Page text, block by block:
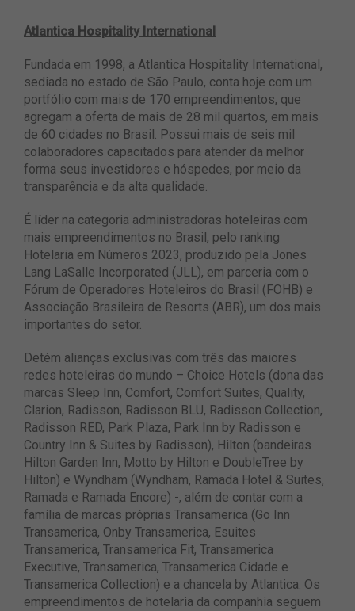
Atlantica Hospitality International
Fundada em 1998, a Atlantica Hospitality International,
sediada no estado de São Paulo, conta hoje com um
portfólio com mais de 170 empreendimentos, que
agregam a oferta de mais de 28 mil quartos, em mais
de 60 cidades no Brasil. Possui mais de seis mil
colaboradores capacitados para atender da melhor
forma seus investidores e hóspedes, por meio da
transparência e da alta qualidade.
É líder na categoria administradoras hoteleiras com
mais empreendimentos no Brasil, pelo ranking
Hotelaria em Números 2023, produzido pela Jones
Lang LaSalle Incorporated (JLL), em parceria com o
Fórum de Operadores Hoteleiros do Brasil (FOHB) e
Associação Brasileira de Resorts (ABR), um dos mais
importantes do setor.
Detém alianças exclusivas com três das maiores
redes hoteleiras do mundo – Choice Hotels (dona das
marcas Sleep Inn, Comfort, Comfort Suites, Quality,
Clarion, Radisson, Radisson BLU, Radisson Collection,
Radisson RED, Park Plaza, Park Inn by Radisson e
Country Inn & Suites by Radisson), Hilton (bandeiras
Hilton Garden Inn, Motto by Hilton e DoubleTree by
Hilton) e Wyndham (Wyndham, Ramada Hotel & Suites,
Ramada e Ramada Encore) -, além de contar com a
família de marcas próprias Transamerica (Go Inn
Transamerica, Onby Transamerica, Esuites
Transamerica, Transamerica Fit, Transamerica
Executive, Transamerica, Transamerica Cidade e
Transamerica Collection) e a chancela by Atlantica. Os
empreendimentos de hotelaria da companhia seguem